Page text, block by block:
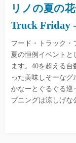
リノの夏の
Truck Friday
フード・トラック・
夏の恒例イベントと
ます。40を超える
った美味しそーなグ
かなーとぐるぐる巡
ブニングは涼しげな